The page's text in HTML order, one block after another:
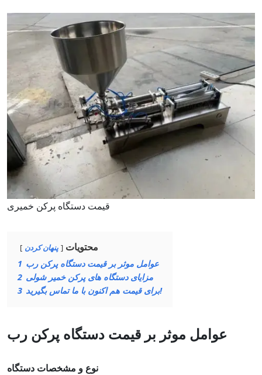
قیمت دستگاه پرکن خمیری
محتویات پنهان کردن
1 عوامل موثر بر قیمت دستگاه پرکن رب
2 مزایای دستگاه های پرکن خمیر شولی
3
برای قیمت هم اکنون با ما تماس بگیرید!
عوامل موثر بر قیمت دستگاه پرکن رب
نوع و مشخصات دستگاه